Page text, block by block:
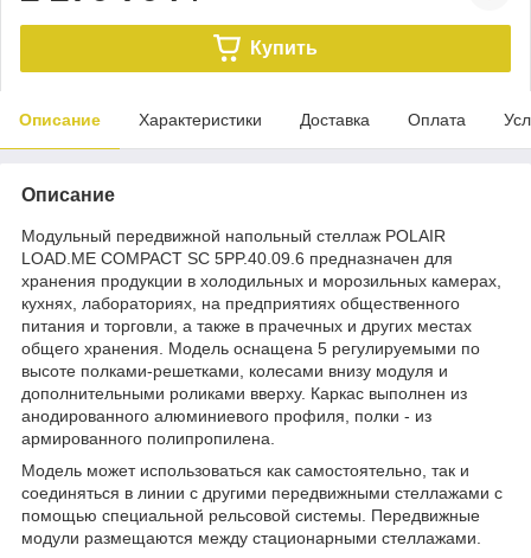
Купить
Описание Характеристики Доставка Оплата
Описание
Модульный передвижной напольный стеллаж POLAIR
LOAD.ME COMPACT SC 5PP.40.09.6 предназначен для
хранения продукции в холодильных и морозильных камерах,
кухнях, лабораториях, на предприятиях общественного
питания и торговли, а также в прачечных и других местах
общего хранения. Модель оснащена 5 регулируемыми по
высоте полками-решетками, колесами внизу модуля и
дополнительными роликами вверху. Каркас выполнен из
анодированного алюминиевого профиля, полки - из
армированного полипропилена.
Модель может использоваться как самостоятельно, так и
соединяться в линии с другими передвижными стеллажами с
помощью специальной рельсовой системы. Передвижные
модули размещаются между стационарными стеллажами.